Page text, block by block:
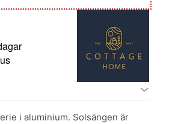
i aluminium. Solsängen är